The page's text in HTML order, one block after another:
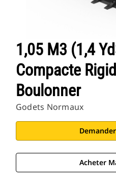
1,05 M3 (1,4
Compacte
Boulonner
Godets Normaux
Acheter